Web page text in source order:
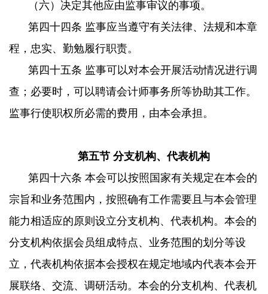
（六）决定其他应由监事审议的事项。
第四十四条 监事应当遵守有关法律、法规和本章
程，忠实、勤勉履行职责。
第四十五条 监事可以对本会开展活动情况进行调
查；必要时，可以聘请会计师事务所等协助其工作。
监事行使职权所必需的费用，由本会承担。
第五节 分支机构、代表机构
第四十六条 本会可以按照国家有关规定在本会的
宗旨和业务范围内，按照确有工作需要且与本会管理
能力相适应的原则设立分支机构、代表机构。本会的
分支机构依据会员组成特点、业务范围的划分等设
立，代表机构依据本会授权在规定地域内代表本会开
展联络、交流、调研活动。本会的分支机构、代表机